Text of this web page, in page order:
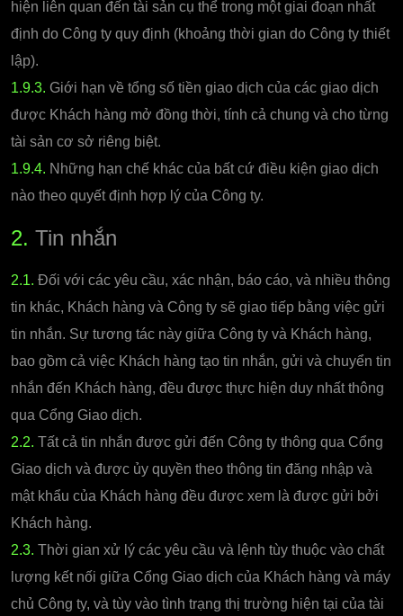
hiện liên quan đến tài sản cụ thể trong một giai đoạn nhất
định do Công ty quy định (khoảng thời gian do Công ty thiết
lập).
1.9.3. Giới hạn về tổng số tiền giao dịch của các giao dịch
được Khách hàng mở đồng thời, tính cả chung và cho từng
tài sản cơ sở riêng biệt.
1.9.4. Những hạn chế khác của bất cứ điều kiện giao dịch
nào theo quyết định hợp lý của Công ty.
2. Tin nhắn
2.1. Đối với các yêu cầu, xác nhận, báo cáo, và nhiều thông
tin khác, Khách hàng và Công ty sẽ giao tiếp bằng việc gửi
tin nhắn. Sự tương tác này giữa Công ty và Khách hàng,
bao gồm cả việc Khách hàng tạo tin nhắn, gửi và chuyển tin
nhắn đến Khách hàng, đều được thực hiện duy nhất thông
qua Cổng Giao dịch.
2.2. Tất cả tin nhắn được gửi đến Công ty thông qua Cổng
Giao dịch và được ủy quyền theo thông tin đăng nhập và
mật khẩu của Khách hàng đều được xem là được gửi bởi
Khách hàng.
2.3. Thời gian xử lý các yêu cầu và lệnh tùy thuộc vào chất
lượng kết nối giữa Cổng Giao dịch của Khách hàng và máy
chủ Công ty, và tùy vào tình trạng thị trường hiện tại của tài